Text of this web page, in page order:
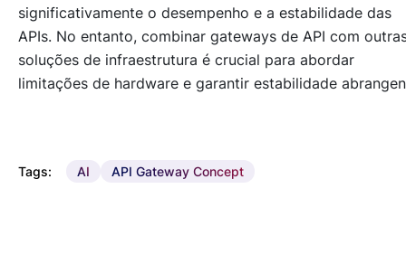
significativamente o desempenho e a estabilidade das
APIs. No entanto, combinar gateways de API com
soluções de infraestrutura é crucial para abordar
limitações de hardware e garantir estabilidade
Tags: AI API Gateway Concept